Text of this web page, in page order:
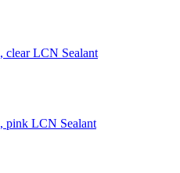
LCN Sealant
LCN Sealant